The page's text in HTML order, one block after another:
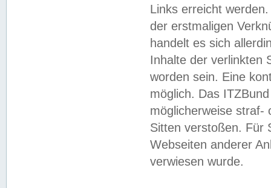
Links erreicht
der erstmaligen
handelt es sich
Inhalte der verlinkten
worden sein. Eine
möglich. Das
möglicherweise straf-
Sitten verstoßen. Für
Webseiten anderer
verwiesen wurde.